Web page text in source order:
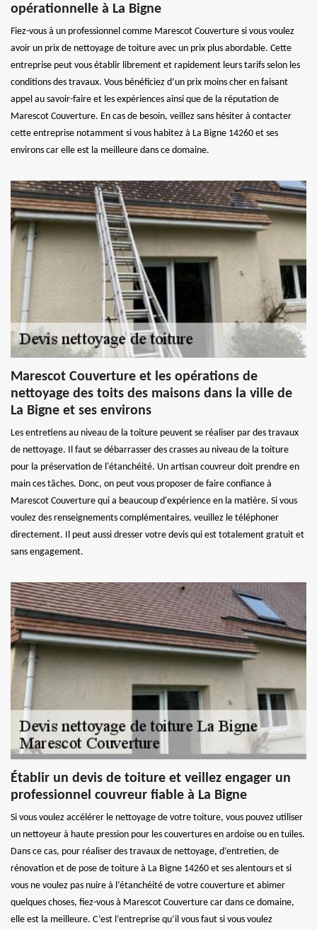
opérationnelle à La Bigne
Fiez-vous à un professionnel comme Marescot Couverture si vous voulez
avoir un prix de nettoyage de toiture avec un prix plus abordable. Cette
entreprise peut vous établir librement et rapidement leurs tarifs selon les
conditions des travaux. Vous bénéficiez d’un prix moins cher en faisant
appel au savoir-faire et les expériences ainsi que de la réputation de
Marescot Couverture. En cas de besoin, veillez sans hésiter à contacter
cette entreprise notamment si vous habitez à La Bigne 14260 et ses
environs car elle est la meilleure dans ce domaine.
Marescot Couverture et les opérations de
nettoyage des toits des maisons dans la ville de
La Bigne et ses environs
Les entretiens au niveau de la toiture peuvent se réaliser par des travaux
de nettoyage. Il faut se débarrasser des crasses au niveau de la toiture
pour la préservation de l'étanchéité. Un artisan couvreur doit prendre en
main ces tâches. Donc, on peut vous proposer de faire confiance à
Marescot Couverture qui a beaucoup d'expérience en la matière. Si vous
voulez des renseignements complémentaires, veuillez le téléphoner
directement. Il peut aussi dresser votre devis qui est totalement gratuit et
sans engagement.
Établir un devis de toiture et veillez engager un
professionnel couvreur fiable à La Bigne
Si vous voulez accélérer le nettoyage de votre toiture, vous pouvez utiliser
un nettoyeur à haute pression pour les couvertures en ardoise ou en tuiles.
Dans ce cas, pour réaliser des travaux de nettoyage, d’entretien, de
rénovation et de pose de toiture à La Bigne 14260 et ses alentours et si
vous ne voulez pas nuire à l’étanchéité de votre couverture et abimer
quelques choses, fiez-vous à Marescot Couverture car dans ce domaine,
elle est la meilleure. C’est l’entreprise qu’il vous faut si vous voulez